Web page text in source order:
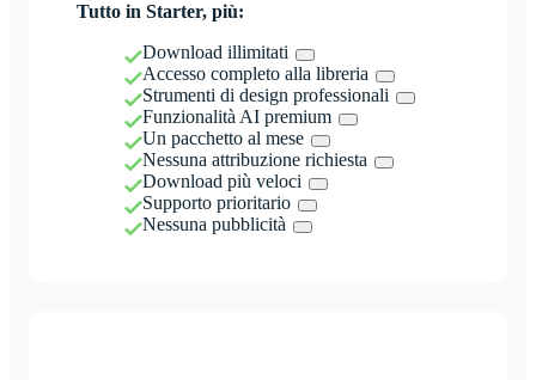
Tutto in Starter, più:
Download illimitati
Accesso completo alla libreria
Strumenti di design professionali
Funzionalità AI premium
Un pacchetto al mese
Nessuna attribuzione richiesta
Download più veloci
Supporto prioritario
Nessuna pubblicità